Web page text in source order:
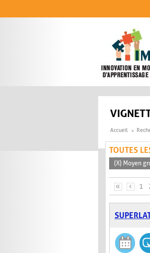
Accueil
TOUTES
(X) Moyen
PAGES
« ‹ 1